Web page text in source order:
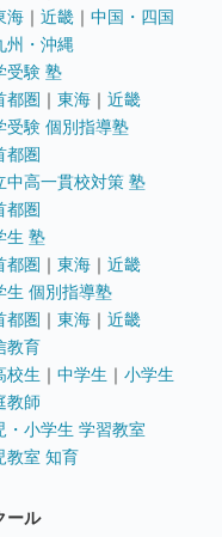
海 ｜ 近畿 ｜ 中国・四国
州・沖縄
受験 塾
都圏 ｜ 東海 ｜ 近畿
受験 個別指導塾
都圏
中高一貫校対策 塾
都圏
生 塾
都圏 ｜ 東海 ｜ 近畿
生 個別指導塾
都圏 ｜ 東海 ｜ 近畿
教育
校生 ｜ 中学生 ｜ 小学生
教師
・小学生 学習教室
教室 知育
ール